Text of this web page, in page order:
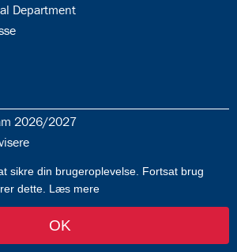
Kontakt
Department
2026/2027
& betingelser
af FlowTwo-
sikre din brugeroplevelse. Fortsat brug
dette. Læs mere
OK